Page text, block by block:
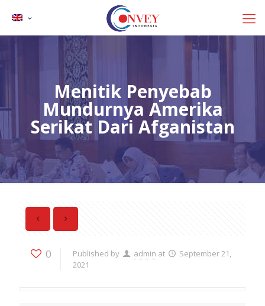
Menitik Penyebab
Mundurnya Amerika
Serikat Dari Afganistan
0 Published by admin at
September 21,
2021